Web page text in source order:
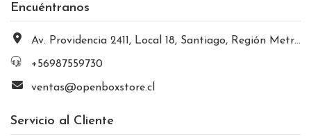
Encuéntranos
Av. Providencia 2411, Local 18, Santiago, Región Metropolitana, Chile
+56987559730
ventas@openboxstore.cl
Servicio al Cliente